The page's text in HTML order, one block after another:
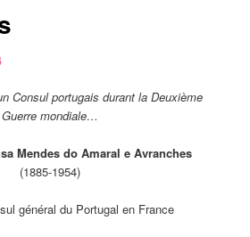
Consul portugais durant la Deuxième
Guerre mondiale…
Mendes do Amaral e Avranches
(1885-1954)
général du Portugal en France